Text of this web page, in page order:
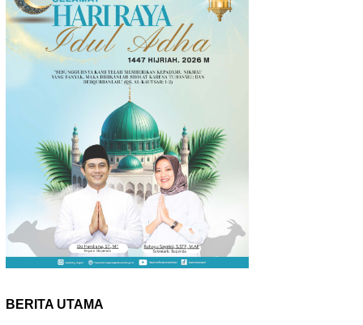
BERITA UTAMA